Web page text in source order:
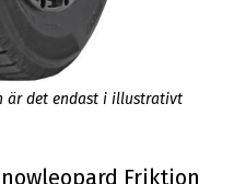
är det endast i illustrativt
Friktion